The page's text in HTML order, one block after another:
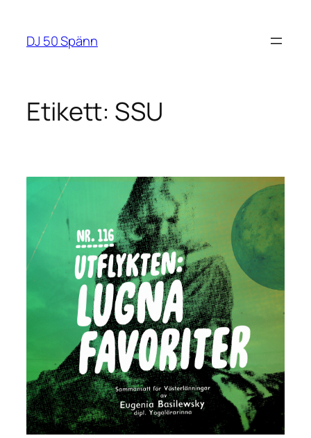
innehåll
DJ 50 Spänn
Etikett: SSU